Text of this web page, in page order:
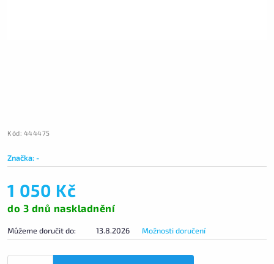
Kód: 444475
Značka:-
1 050 Kč
do 3 dnů naskladnění
Můžeme doručit do: 13.8.2026 Možnosti doručení